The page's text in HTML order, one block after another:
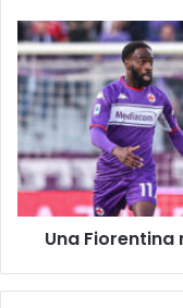
i
s
t
e
m
d
i
u
n
a
F
i
r
e
n
Una